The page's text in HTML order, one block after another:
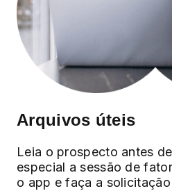
Arquivos úteis
Leia o prospecto antes
especial a sessão de
o app e faça a